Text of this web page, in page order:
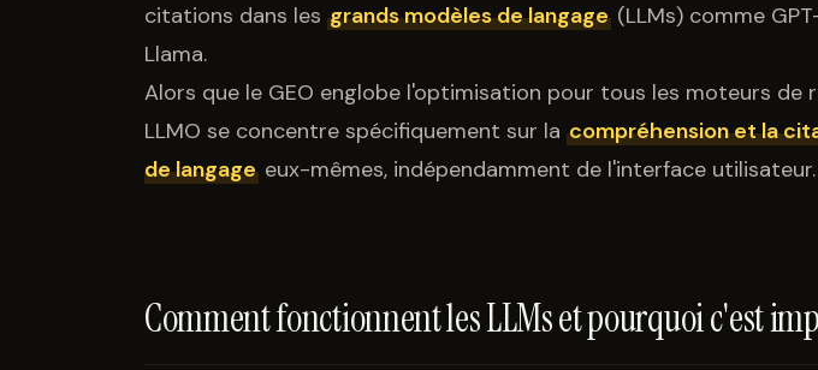
citations dans les grands modèles de langage(LLMs) comme
Llama.
Alors que le GEO englobe l'optimisation pour tous les moteurs de
LLMO se concentre spécifiquement sur la compréhension et la
de langageeux-mêmes, indépendamment de l'interface utilisateur.
Comment fonctionnent les LLMs et pourquoi c'est